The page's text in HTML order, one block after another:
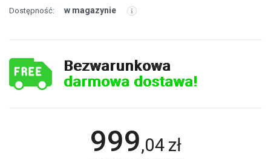
Dostępność: w magazynie
Bezwarunkowa
darmowa dostawa!
999,04 zł